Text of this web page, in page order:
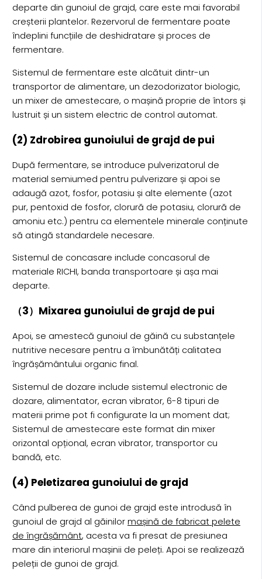
departe din gunoiul de grajd, care este mai favorabil
creșterii plantelor. Rezervorul de fermentare poate
îndeplini funcțiile de deshidratare și proces de
fermentare.
Sistemul de fermentare este alcătuit dintr-un
transportor de alimentare, un dezodorizator biologic,
un mixer de amestecare, o mașină proprie de întors și
lustruit și un sistem electric de control automat.
(2) Zdrobirea gunoiului de grajd de pui
După fermentare, se introduce pulverizatorul de
material semiumed pentru pulverizare și apoi se
adaugă azot, fosfor, potasiu și alte elemente (azot
pur, pentoxid de fosfor, clorură de potasiu, clorură de
amoniu etc.) pentru ca elementele minerale conținute
să atingă standardele necesare.
Sistemul de concasare include concasorul de
materiale RICHI, banda transportoare și așa mai
departe.
（3）Mixarea gunoiului de grajd de pui
Apoi, se amestecă gunoiul de găină cu substanțele
nutritive necesare pentru a îmbunătăți calitatea
îngrășământului organic final.
Sistemul de dozare include sistemul electronic de
dozare, alimentator, ecran vibrator, 6-8 tipuri de
materii prime pot fi configurate la un moment dat;
Sistemul de amestecare este format din mixer
orizontal opțional, ecran vibrator, transportor cu
bandă, etc.
(4) Peletizarea gunoiului de grajd
Când pulberea de gunoi de grajd este introdusă în
gunoiul de grajd al găinilor mașină de fabricat pelete
de îngrășământ, acesta va fi presat de presiunea
mare din interiorul mașinii de peleți. Apoi se realizează
peleții de gunoi de grajd.